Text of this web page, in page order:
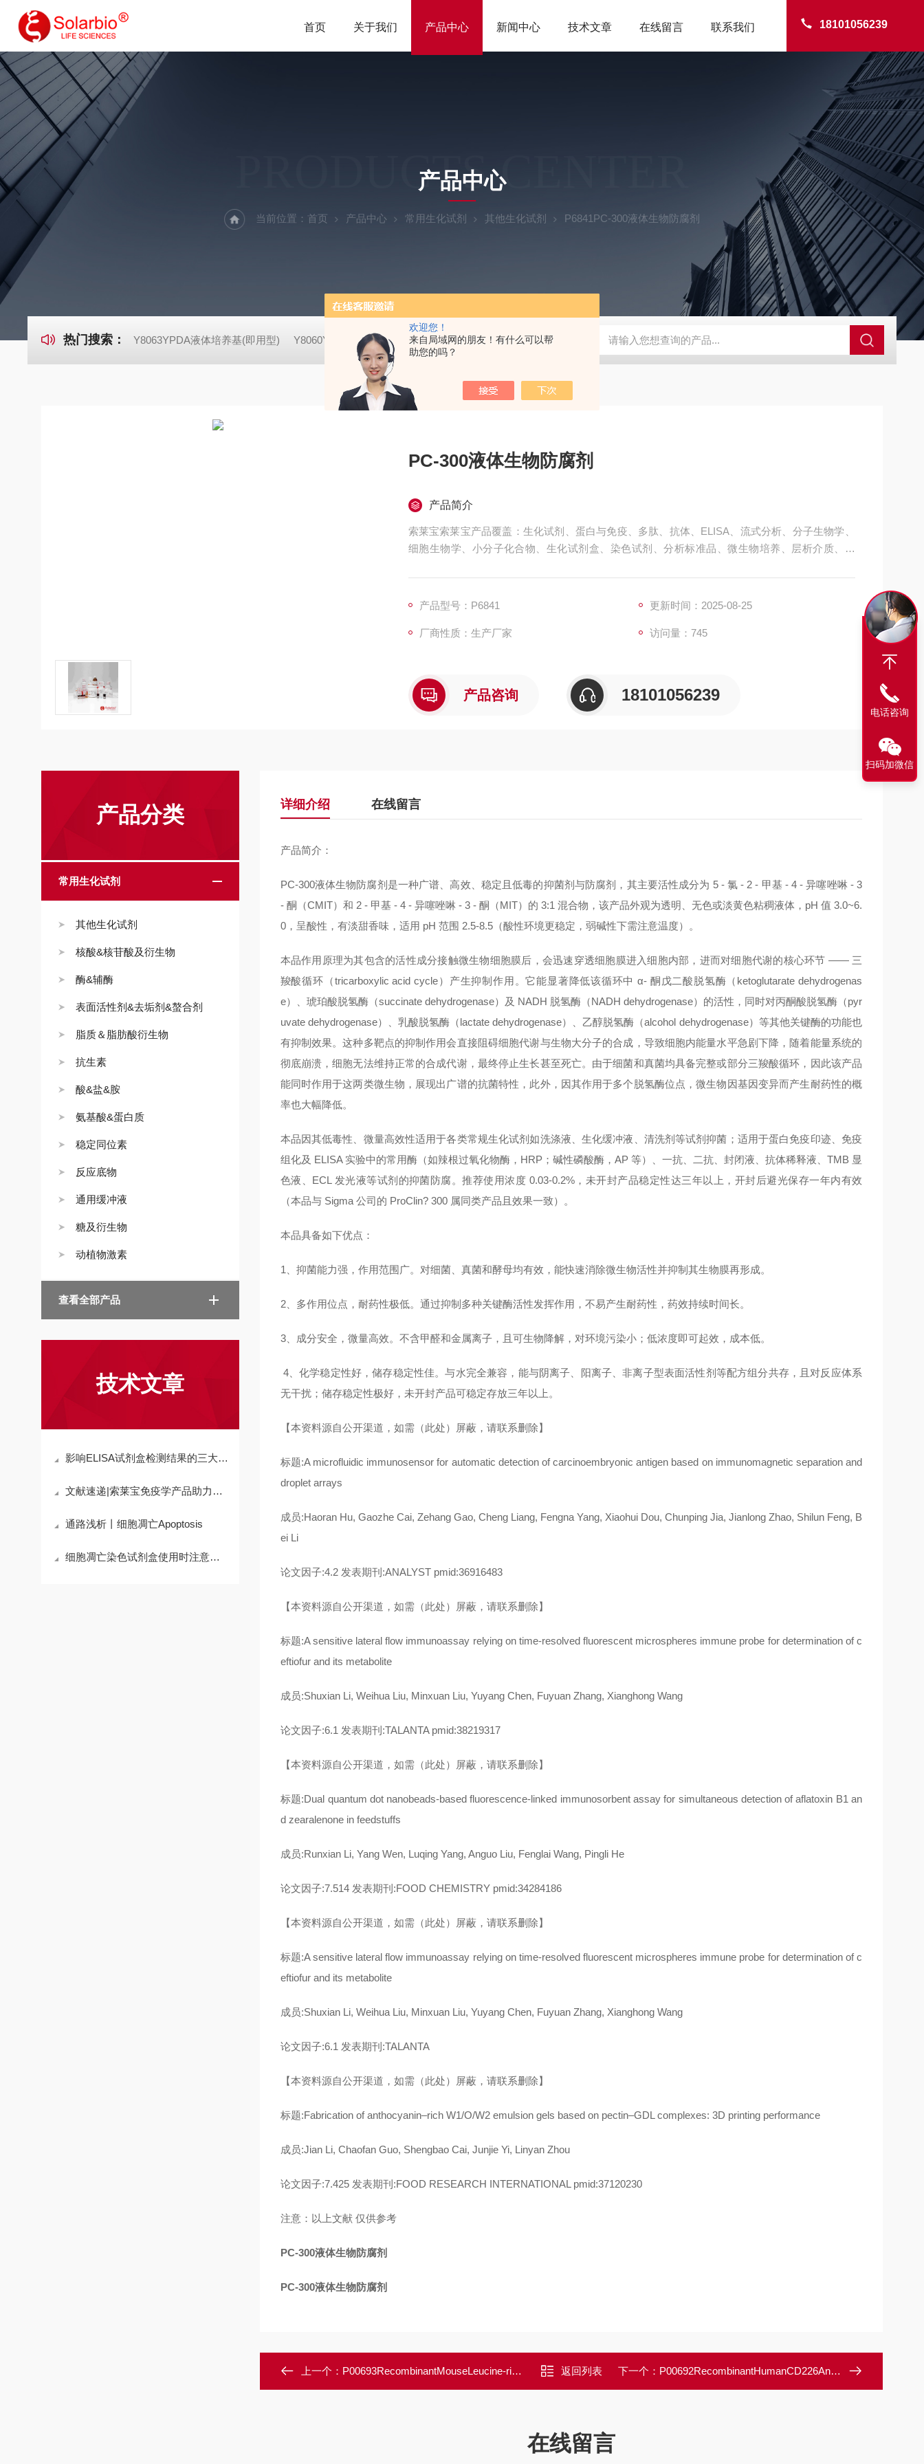
欢迎您！
来自局域网的朋友！有什么可以帮
助您的吗？
18101056239
首页 关于我们 产品中心 新闻中心 技术文章 在线留言 联系我们
PRODUCTS CENTER
产品中心
当前位置： 首页 产品中心 常用生化试剂 其他生化试剂 P6841PC-300液体生物防腐剂
热门搜索： Y8063YPDA液体培养基(即用型) Y8060YPDA培养基 G1340Masson三色染色试剂盒 X8200二甲酚橙 63721-83-5 SALK0012SolarFluor680抗体标记试剂盒 G1064
PC-300液体生物防腐剂
产品简介
索莱宝索莱宝产品覆盖：生化试剂、蛋白与免疫、多肽、抗体、ELISA、流式分析、分子生物学、
细胞生物学、小分子化合物、生化试剂盒、染色试剂、分析标准品、微生物培养、层析介质、磁
产品型号：P6841 更新时间：2025-08-25
厂商性质：生产厂家 访问量：745
产品咨询 18101056239
产品分类
常用生化试剂
其他生化试剂
核酸&核苷酸及衍生物
酶&辅酶
表面活性剂&去垢剂&螯合剂
脂质＆脂肪酸衍生物
抗生素
酸&盐&胺
氨基酸&蛋白质
稳定同位素
反应底物
通用缓冲液
糖及衍生物
动植物激素
查看全部产品
技术文章
影响ELISA试剂盒检测结果的三大因素
文献速递|索莱宝免疫学产品助力科研
通路浅析丨细胞凋亡Apoptosis
细胞凋亡染色试剂盒使用时注意什么
详细介绍 在线留言
产品简介：
PC-300液体生物防腐剂是一种广谱、高效、稳定且低毒的抑菌剂与防腐剂，其主要活性成分为 5 - 氯 - 2 - 甲基 - 4 - 异噻唑啉 - 3
- 酮（CMIT）和 2 - 甲基 - 4 - 异噻唑啉 - 3 - 酮（MIT）的 3:1 混合物，该产品外观为透明、无色或淡黄色粘稠液体，pH 值 3.0~6.
0，呈酸性，有淡甜香味，适用 pH 范围 2.5-8.5（酸性环境更稳定，弱碱性下需注意温度）。
本品作用原理为其包含的活性成分接触微生物细胞膜后，会迅速穿透细胞膜进入细胞内部，进而对细胞代谢的核心环节 —— 三
羧酸循环（tricarboxylic acid cycle）产生抑制作用。它能显著降低该循环中 α- 酮戊二酸脱氢酶（ketoglutarate dehydrogenas
e）、琥珀酸脱氢酶（succinate dehydrogenase）及 NADH 脱氢酶（NADH dehydrogenase）的活性，同时对丙酮酸脱氢酶（pyr
uvate dehydrogenase）、乳酸脱氢酶（lactate dehydrogenase）、乙醇脱氢酶（alcohol dehydrogenase）等其他关键酶的功能也
有抑制效果。这种多靶点的抑制作用会直接阻碍细胞代谢与生物大分子的合成，导致细胞内能量水平急剧下降，随着能量系统的
彻底崩溃，细胞无法维持正常的合成代谢，最终停止生长甚至死亡。由于细菌和真菌均具备完整或部分三羧酸循环，因此该产品
能同时作用于这两类微生物，展现出广谱的抗菌特性，此外，因其作用于多个脱氢酶位点，微生物因基因变异而产生耐药性的概
率也大幅降低。
本品因其低毒性、微量高效性适用于各类常规生化试剂如洗涤液、生化缓冲液、清洗剂等试剂抑菌；适用于蛋白免疫印迹、免疫
组化及 ELISA 实验中的常用酶（如辣根过氧化物酶，HRP；碱性磷酸酶，AP 等）、一抗、二抗、封闭液、抗体稀释液、TMB 显
色液、ECL 发光液等试剂的抑菌防腐。推荐使用浓度 0.03-0.2%，未开封产品稳定性达三年以上，开封后避光保存一年内有效
（本品与 Sigma 公司的 ProClin? 300 属同类产品且效果一致）。
本品具备如下优点：
1、抑菌能力强，作用范围广。对细菌、真菌和酵母均有效，能快速消除微生物活性并抑制其生物膜再形成。
2、多作用位点，耐药性极低。通过抑制多种关键酶活性发挥作用，不易产生耐药性，药效持续时间长。
3、成分安全，微量高效。不含甲醛和金属离子，且可生物降解，对环境污染小；低浓度即可起效，成本低。
4、化学稳定性好，储存稳定性佳。与水完全兼容，能与阴离子、阳离子、非离子型表面活性剂等配方组分共存，且对反应体系
无干扰；储存稳定性极好，未开封产品可稳定存放三年以上。
【本资料源自公开渠道，如需（此处）屏蔽，请联系删除】
标题:A microfluidic immunosensor for automatic detection of carcinoembryonic antigen based on immunomagnetic separation and
droplet arrays
成员:Haoran Hu, Gaozhe Cai, Zehang Gao, Cheng Liang, Fengna Yang, Xiaohui Dou, Chunping Jia, Jianlong Zhao, Shilun Feng, B
ei Li
论文因子:4.2 发表期刊:ANALYST pmid:36916483
【本资料源自公开渠道，如需（此处）屏蔽，请联系删除】
标题:A sensitive lateral flow immunoassay relying on time-resolved fluorescent microspheres immune probe for determination of c
eftiofur and its metabolite
成员:Shuxian Li, Weihua Liu, Minxuan Liu, Yuyang Chen, Fuyuan Zhang, Xianghong Wang
论文因子:6.1 发表期刊:TALANTA pmid:38219317
【本资料源自公开渠道，如需（此处）屏蔽，请联系删除】
标题:Dual quantum dot nanobeads-based fluorescence-linked immunosorbent assay for simultaneous detection of aflatoxin B1 an
d zearalenone in feedstuffs
成员:Runxian Li, Yang Wen, Luqing Yang, Anguo Liu, Fenglai Wang, Pingli He
论文因子:7.514 发表期刊:FOOD CHEMISTRY pmid:34284186
【本资料源自公开渠道，如需（此处）屏蔽，请联系删除】
标题:A sensitive lateral flow immunoassay relying on time-resolved fluorescent microspheres immune probe for determination of c
eftiofur and its metabolite
成员:Shuxian Li, Weihua Liu, Minxuan Liu, Yuyang Chen, Fuyuan Zhang, Xianghong Wang
论文因子:6.1 发表期刊:TALANTA
【本资料源自公开渠道，如需（此处）屏蔽，请联系删除】
标题:Fabrication of anthocyanin–rich W1/O/W2 emulsion gels based on pectin–GDL complexes: 3D printing performance
成员:Jian Li, Chaofan Guo, Shengbao Cai, Junjie Yi, Linyan Zhou
论文因子:7.425 发表期刊:FOOD RESEARCH INTERNATIONAL pmid:37120230
注意：以上文献 仅供参考
PC-300液体生物防腐剂
PC-300液体生物防腐剂
上一个： P00693RecombinantMouseLeucine-richRepeatsandIG-likeDomainsProtein1/LRIG1 返回列表 下一个： P00692RecombinantHumanCD226Antigen/DNAM-1/CD226
在线留言
电话咨询
扫码加微信